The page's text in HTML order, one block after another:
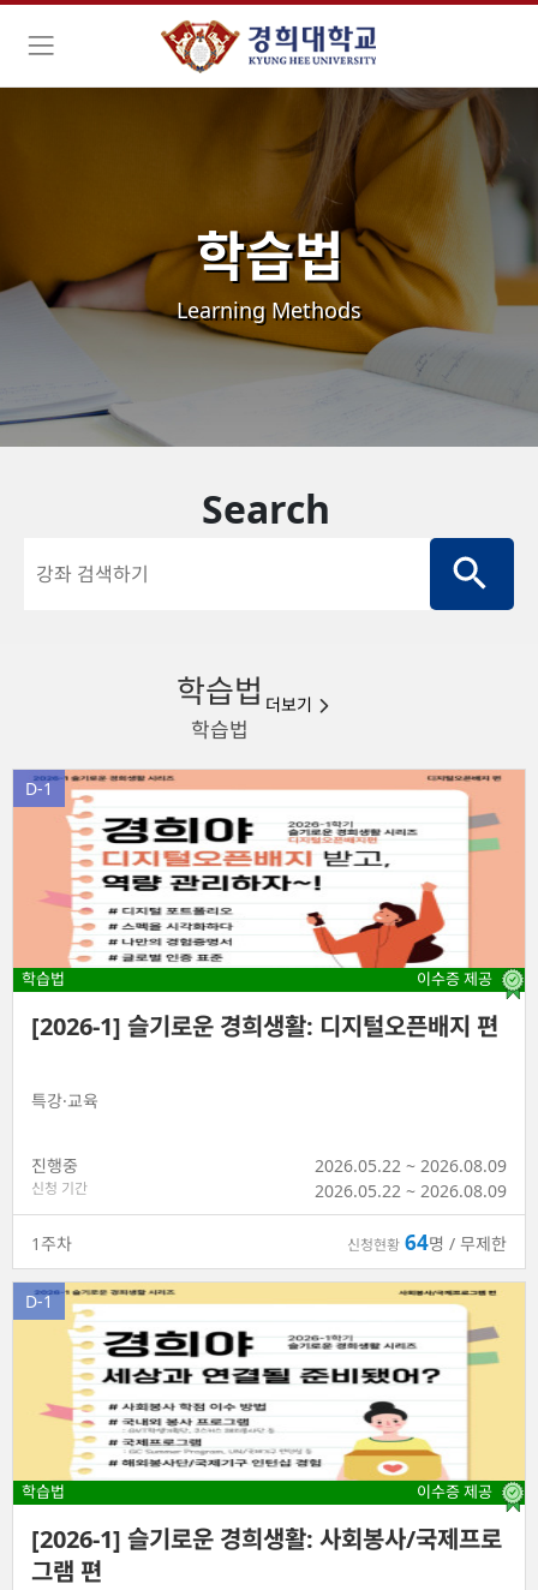
학습법
Learning Methods
Search
학습법
학습법
더보기 
D-1
학습법 이수증 제공
[2026-1] 슬기로운 경희생활: 디지털오픈배지 편
특강·교육
진행중 2026.05.22 ~ 2026.08.09
신청 기간 2026.05.22 ~ 2026.08.09
1 주차 신청현황 64명 / 무제한
D-1
학습법 이수증 제공
[2026-1] 슬기로운 경희생활: 사회봉사/국제프로
그램 편